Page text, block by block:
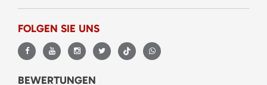
FOLGEN SIE UNS
BEWERTUNGEN